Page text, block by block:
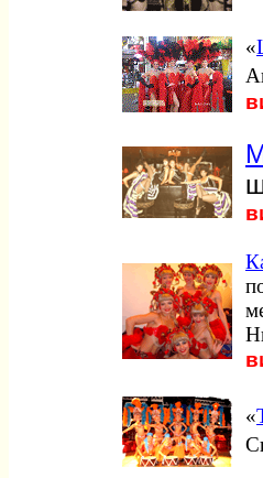
«
«